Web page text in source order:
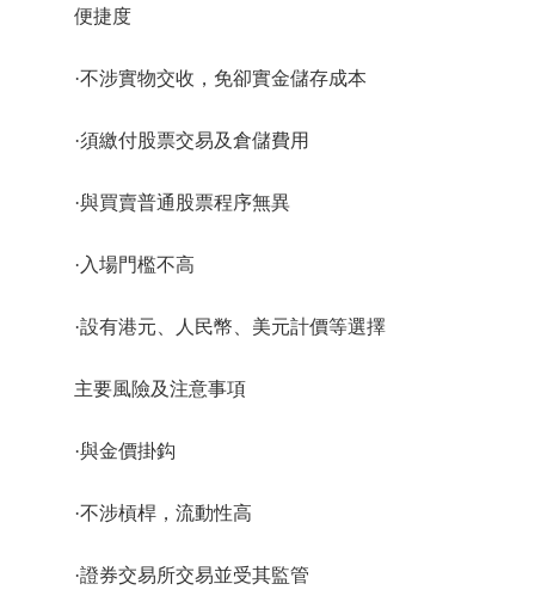
便捷度
·不涉實物交收，免卻實金儲存成本
·須繳付股票交易及倉儲費用
·與買賣普通股票程序無異
·入場門檻不高
·設有港元、人民幣、美元計價等選擇
主要風險及注意事項
·與金價掛鈎
·不涉槓桿，流動性高
·證券交易所交易並受其監管